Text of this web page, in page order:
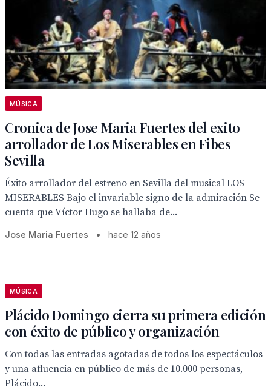
MÚSICA
Cronica de Jose Maria Fuertes del exito
arrollador de Los Miserables en Fibes
Sevilla
Éxito arrollador del estreno en Sevilla del musical LOS
MISERABLES Bajo el invariable signo de la admiración Se
cuenta que Víctor Hugo se hallaba de...
Jose Maria Fuertes • hace 12 años
MÚSICA
Plácido Domingo cierra su primera edición
con éxito de público y organización
Con todas las entradas agotadas de todos los espectáculos
y una afluencia en público de más de 10.000 personas,
Plácido...